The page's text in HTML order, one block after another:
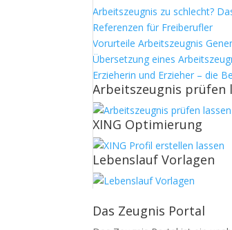
Arbeitszeugnis zu schlecht?
Referenzen für Freiberufler
Vorurteile Arbeitszeugnis
Übersetzung eines
Erzieherin und Erzieher – die
Arbeitszeugnis prüfen
XING Optimierung
Lebenslauf Vorlagen
Das Zeugnis Portal